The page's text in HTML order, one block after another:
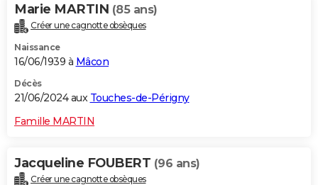
Marie MARTIN (85 ans)
Créer une cagnotte obsèques
Naissance
16/06/1939 à Mâcon
Décès
21/06/2024 aux Touches-de-Périgny
Famille MARTIN
Jacqueline FOUBERT (96 ans)
Créer une cagnotte obsèques